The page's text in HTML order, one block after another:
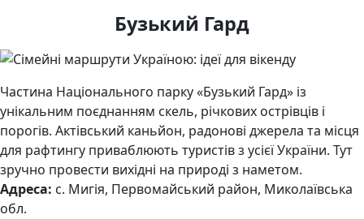
Бузький Гард
Частина Національного парку «Бузький Гард» із
унікальним поєднанням скель, річкових острівців і
порогів. Актівський каньйон, радонові джерела та місця
для рафтингу приваблюють туристів з усієї України. Тут
зручно провести вихідні на природі з наметом.
Адреса: с. Мигія, Первомайський район, Миколаївська
обл.